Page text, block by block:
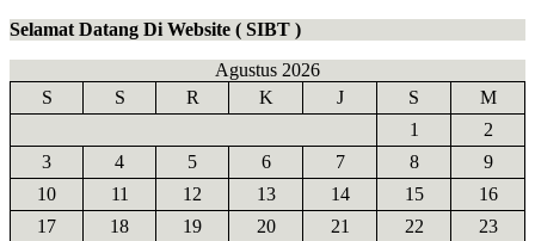
Selamat Datang Di Website ( SIBT )
Agustus 2026
S
S R K J S
M
1
2
3
4 5 6 7 8
9
10
11 12 13 14 15
16
17
18 19 20 21 22
23